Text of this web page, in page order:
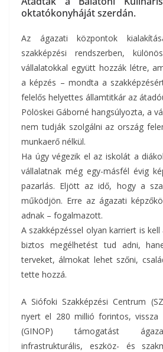
oktatókonyháját szerdán.
Az ágazati központok
szakképzési rendszerben,
vállalatokkal együtt hozzák létre,
a képzés – mondta a
felelős helyettes államtitkár az
Pölöskei Gáborné hangsúlyozta, a
nem tudják szolgálni az ország
munkaerő nélkül.
Ha úgy végezik el az iskolát a
vállalatnak még egy-másfél évig
pazarlás. Eljött az idő, hogy a
működjön. Erre az ágazati
adnak – fogalmazott.
A szakképzéssel olyan karriert is
biztos megélhetést tud adni,
terveket, álmokat lehet szőni,
tette hozzá.
A Siófoki Szakképzési Centrum
nyert el 280 millió forintos, vissza
(GINOP) támogatást
infrastrukturális, eszköz- és